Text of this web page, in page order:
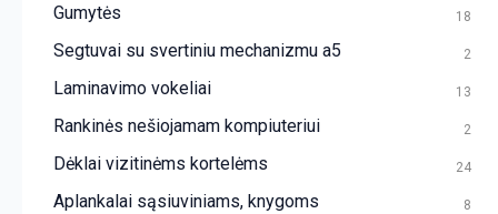
Gumytės 18
Segtuvai su svertiniu mechanizmu a5 2
Laminavimo vokeliai 13
Rankinės nešiojamam kompiuteriui 2
Dėklai vizitinėms kortelėms 24
Aplankalai sąsiuviniams, knygoms 8